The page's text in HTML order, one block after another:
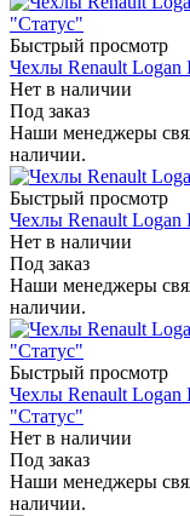
Быстрый просмотр
Чехлы Renault Logan
Нет в наличии
Под заказ
Наши менеджеры
наличии.
Быстрый просмотр
Чехлы Renault Logan
Нет в наличии
Под заказ
Наши менеджеры
наличии.
Быстрый просмотр
Чехлы Renault Logan
"Статус"
Нет в наличии
Под заказ
Наши менеджеры
наличии.